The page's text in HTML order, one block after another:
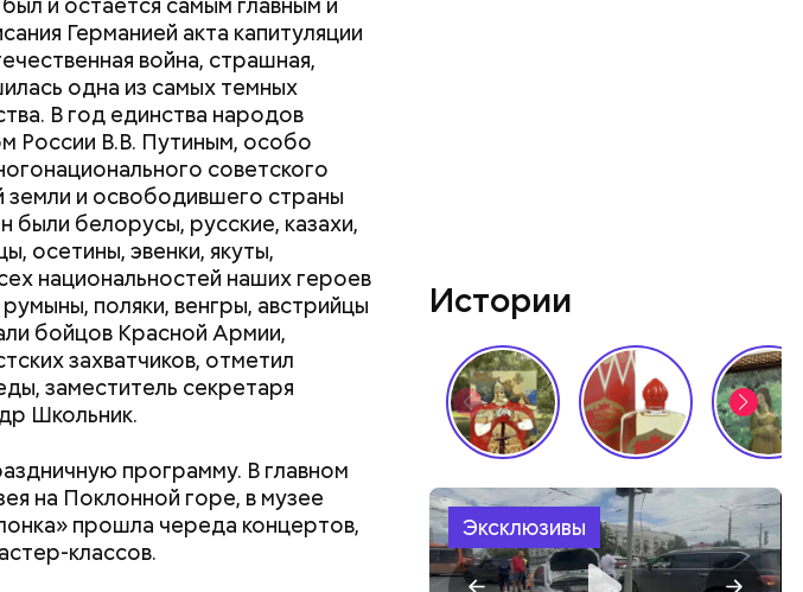
Германией акта капитуляции
война, страшная,
одна из самых темных
В год единства народов
России В.В. Путиным, особо
советского
земли и освободившего страны
были белорусы, русские, казахи,
осетины, эвенки, якуты,
национальностей наших героев
поляки, венгры, австрийцы
бойцов Красной Армии,
захватчиков, отметил
заместитель секретаря
Школьник.
программу. В главном
на Поклонной горе, в музее
прошла череда концертов,
классов.
электромеханики и
по профессии «Мастер
мастерская, где учат будущих
также лабораторию
колледже имени Н. Н.
детали из стеклоткани и
на новых дефектоскопах и
с ЧПУ. Здесь же появился
реальности, который
авиационных двигателей.
полезных знаний! — поделилась
Истории
Эксклюзивы